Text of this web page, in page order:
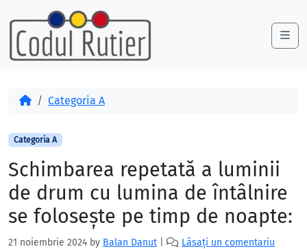
Skip to content
Skip to footer
AcasăCategoria A
Categoria A
Schimbarea repetată a luminii
de drum cu lumina de întâlnire
se foloseşte pe timp de noapte:
21 noiembrie 2024 by Balan Danut Lăsați un comentariu